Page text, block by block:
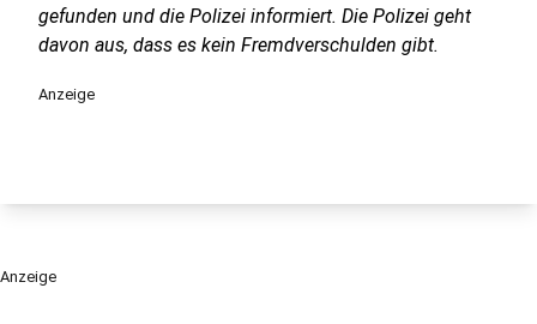
gefunden und die Polizei informiert. Die Polizei geht
davon aus, dass es kein Fremdverschulden gibt.
Anzeige
Anzeige